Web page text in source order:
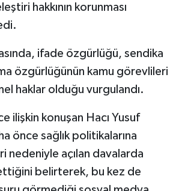
hakkının korunması
ifade özgürlüğü, sendika
özgürlüğünün kamu görevlileri
haklar olduğu vurgulandı.
ilişkin konuşan Hacı Yusuf
önce sağlık politikalarına
nedeniyle açılan davalarda
belirterek, bu kez de